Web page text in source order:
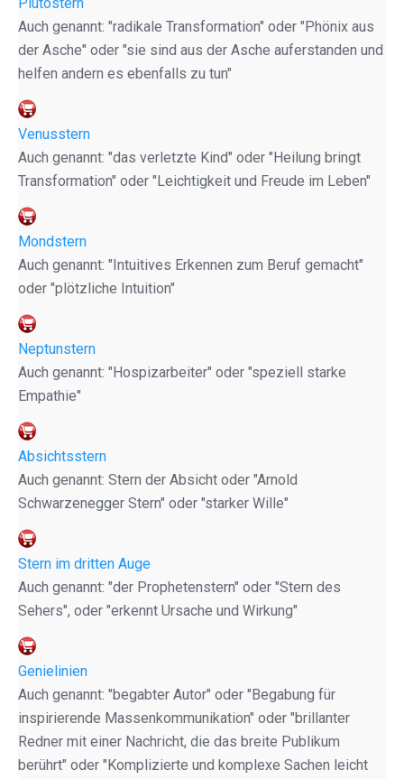
Auch genannt: "radikale Transformation" oder "Phönix aus
der Asche" oder "sie sind aus der Asche auferstanden und
helfen andern es ebenfalls zu tun"
Venusstern
Auch genannt: "das verletzte Kind" oder "Heilung bringt
Transformation" oder "Leichtigkeit und Freude im Leben"
Mondstern
Auch genannt: "Intuitives Erkennen zum Beruf gemacht"
oder "plötzliche Intuition"
Neptunstern
Auch genannt: "Hospizarbeiter" oder "speziell starke
Empathie"
Absichtsstern
Auch genannt: Stern der Absicht oder "Arnold
Schwarzenegger Stern" oder "starker Wille"
Stern im dritten Auge
Auch genannt: "der Prophetenstern" oder "Stern des
Sehers", oder "erkennt Ursache und Wirkung"
Genielinien
Auch genannt: "begabter Autor" oder "Begabung für
inspirierende Massenkommunikation" oder "brillanter
Redner mit einer Nachricht, die das breite Publikum
berührt" oder "Komplizierte und komplexe Sachen leicht